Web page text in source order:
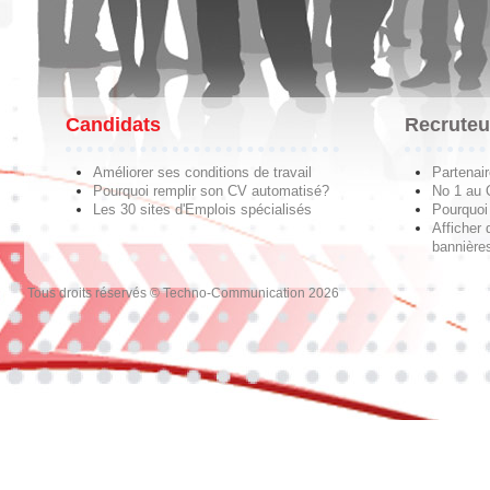
Candidats
Améliorer ses conditions de travail
Pourquoi remplir son CV automatisé?
Les 30 sites d'Emplois spécialisés
No 1 au
Afficher
Tous droits réservés © Techno-Communication 2026